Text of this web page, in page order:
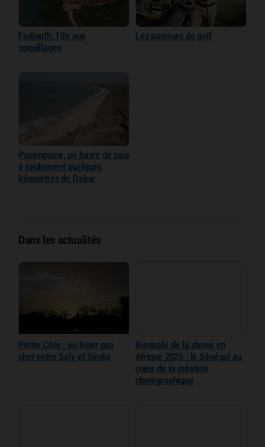
Fadiouth, l’île aux
coquillages
Les parcours de golf
Popenguine, un havre de paix
à seulement quelques
kilomètres de Dakar
Dans les actualités
Petite Côte : où loger pas
cher entre Saly et Sindia
Biennale de la danse en
Afrique 2026 : le Sénégal au
cœur de la création
chorégraphique